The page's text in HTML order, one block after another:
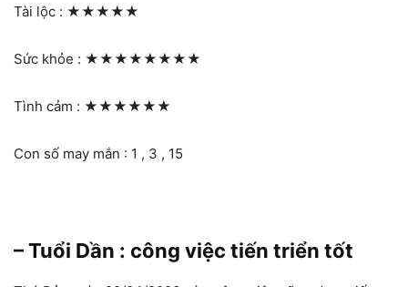
Tài lộc : ★★★★★
Sức khỏe : ★★★★★★★★
Tình cảm : ★★★★★★
Con số may mắn : 1 , 3 , 15
– Tuổi Dần : công việc tiến triển tốt